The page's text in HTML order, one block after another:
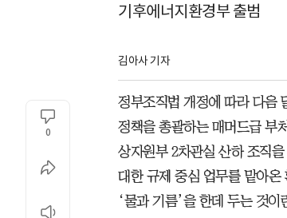
기후에너지환경부 출범
김아사 기자
0
정부조직법 개정에 따라 다음
정책을 총괄하는 매머드급 부
상자원부 2차관실 산하 조직
대한 규제 중심 업무를 맡아온
‘물과 기름’을 한데 두는 것이